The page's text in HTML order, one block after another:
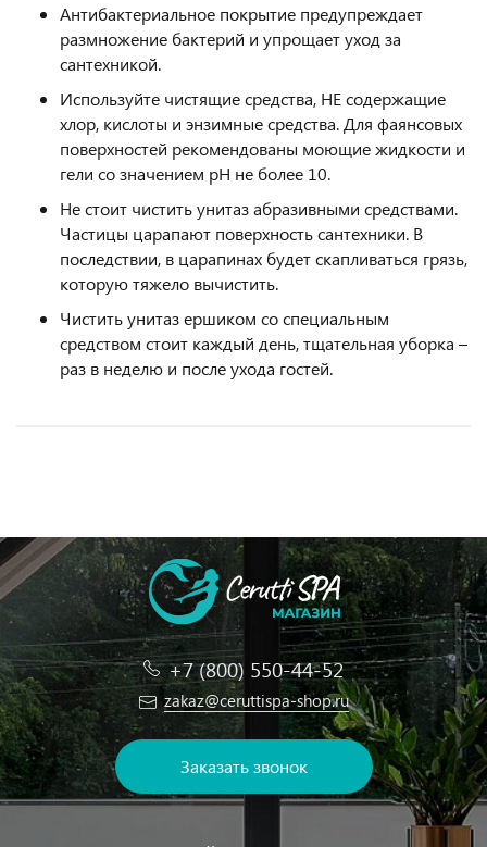
Антибактериальное покрытие предупреждает
размножение бактерий и упрощает уход за
сантехникой.
Используйте чистящие средства, НЕ содержащие
хлор, кислоты и энзимные средства. Для фаянсовых
поверхностей рекомендованы моющие жидкости и
гели со значением pH не более 10.
Не стоит чистить унитаз абразивными средствами.
Частицы царапают поверхность сантехники. В
последствии, в царапинах будет скапливаться грязь,
которую тяжело вычистить.
Чистить унитаз ершиком со специальным
средством стоит каждый день, тщательная уборка –
раз в неделю и после ухода гостей.
+7 (800) 550-44-52
zakaz@ceruttispa-shop.ru
Заказать звонок